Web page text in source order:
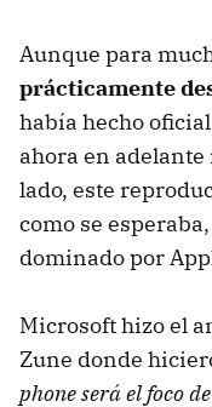
Aunque para
prácticamente
había hecho
ahora en
lado, este
como se
dominado por
Microsoft hizo el
Zune donde
phone será el foco